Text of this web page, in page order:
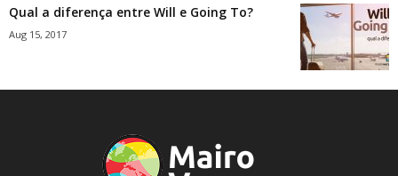
Qual a diferença entre Will e Going To?
Aug 15, 2017